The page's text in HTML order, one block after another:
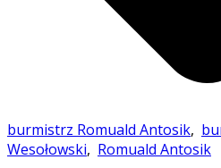
burmistrz Romuald Antosik,
Wesołowski, Romuald Antosik